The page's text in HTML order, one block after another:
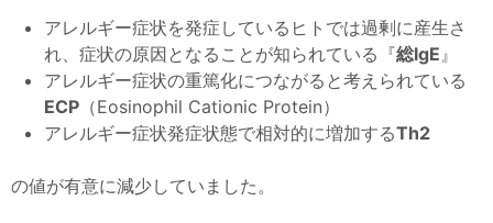
アレルギー症状を発症しているヒトでは過剰に産生さ
れ、症状の原因となることが知られている『総IgE』
アレルギー症状の重篤化につながると考えられている
ECP （Eosinophil Cationic Protein）
アレルギー症状発症状態で相対的に増加するTh2
の値が有意に減少していました。